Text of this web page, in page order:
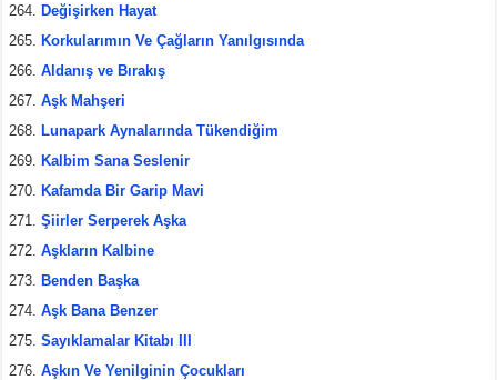
Değişirken Hayat
Korkularımın Ve Çağların Yanılgısında
Aldanış ve Bırakış
Aşk Mahşeri
Lunapark Aynalarında Tükendiğim
Kalbim Sana Seslenir
Kafamda Bir Garip Mavi
Şiirler Serperek Aşka
Aşkların Kalbine
Benden Başka
Aşk Bana Benzer
Sayıklamalar Kitabı III
Aşkın Ve Yenilginin Çocukları